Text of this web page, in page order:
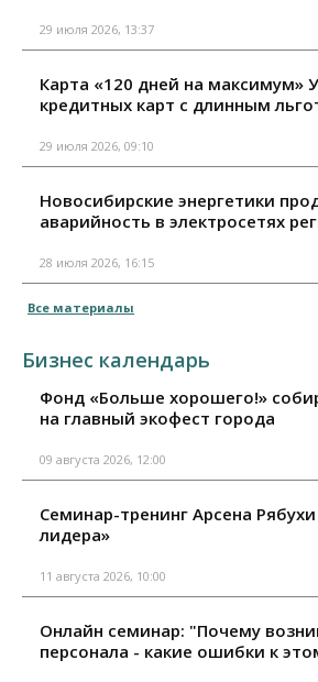
29 июля 2026, 13:37
Карта «120 дней на максимум»
кредитных карт с длинным
29 июля 2026, 09:10
Новосибирские энергетики
аварийность в электросетях
28 июля 2026, 16:15
Все материалы
Бизнес календарь
Фонд «Больше хорошего!»
на главный экофест города
09 августа 2026, 12:00
Семинар-тренинг Арсена
лидера»
11 августа 2026, 10:00
Онлайн семинар: "Почему
персонала - какие ошибки к